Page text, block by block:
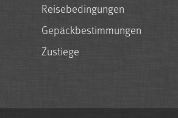
Reisebedingungen
Gepäckbestimmungen
Zustiege